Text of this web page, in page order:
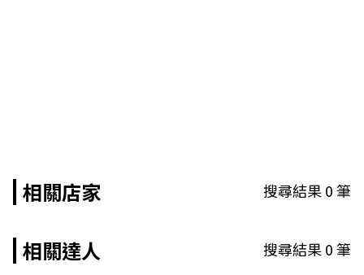
相關店家 搜尋結果0筆
相關達人 搜尋結果0筆